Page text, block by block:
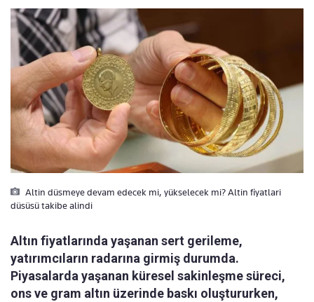
Altin düsmeye devam edecek mi, yükselecek mi? Altin fiyatlari
düsüsü takibe alindi
Altın fiyatlarında yaşanan sert gerileme,
yatırımcıların radarına girmiş durumda.
Piyasalarda yaşanan küresel sakinleşme süreci,
ons ve gram altın üzerinde baskı oluştururken,